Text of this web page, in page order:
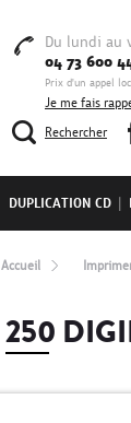
Du lundi au
04 73 600
Prix d'un appel
Je me fais
Rechercher
DUPLICATION CD
Accueil
250